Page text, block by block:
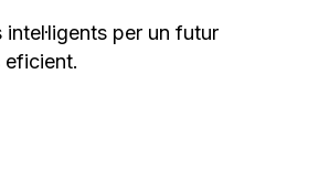
per un futur
eficient.